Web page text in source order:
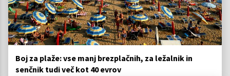
Boj za plaže: vse manj brezplačnih, za ležalnik in
senčnik tudi več kot 40 evrov